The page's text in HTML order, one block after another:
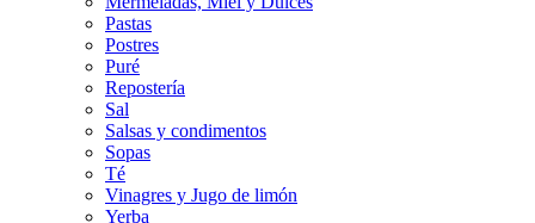
Pastas
Postres
Puré
Repostería
Sal
Salsas y condimentos
Sopas
Té
Vinagres y Jugo de limón
Yerba